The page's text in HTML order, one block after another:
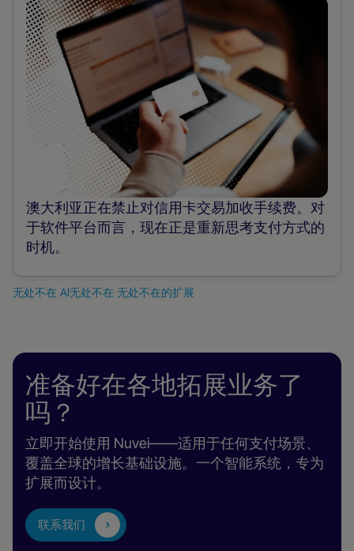
澳大利亚正在禁止对信用卡交易加收手续费。对
于软件平台而言，现在正是重新思考支付方式的
时机。
无处不在 AI无处不在 无处不在的扩展
准备好在各地拓展业务了
吗？
立即开始使用 Nuvei——适用于任何支付场景、
覆盖全球的增长基础设施。一个智能系统，专为
扩展而设计。
联系我们